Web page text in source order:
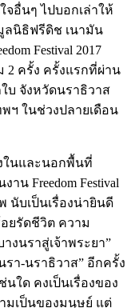
อื่นๆ ไปบอกเล่าให้
ลนิธิฟรีดิช เนามัน
Festival 2017
2 ครั้ง ครั้งแรกที่ผ่าน
บ จังหวัดนราธิวาส
ฯ ในช่วงปลายเดือน
ในและนอกพื้นที่
น Freedom Festival
นับเป็นเรื่องน่ายินดี
อยรัดชีวิต ความ
งนราสู่เจ้าพระยา”
รา-นราธิวาส” อีกครั้ง
ใด คงเป็นเรื่องของ
มเป็นของมนุษย์ แต่